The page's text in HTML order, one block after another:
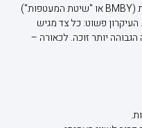
במשברים בין שותפים עסקיים, התמחרות (BMBY או "שיטת המעטפות")
פשוט: כל צד מגיש
יותר זוכה. לכאורה –